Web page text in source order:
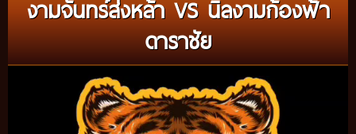
งามจันทร์ส่งหล้า VS นิลงามก้องฟ้า
ดาราชัย